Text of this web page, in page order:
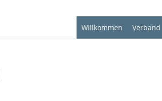
Willkommen Verband